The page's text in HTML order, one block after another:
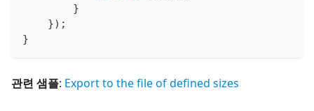
}
}) ;
}
관련 샘플: Export to the file of defined sizes